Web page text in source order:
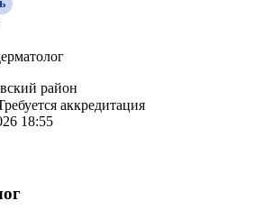
район
аккредитация
18:55